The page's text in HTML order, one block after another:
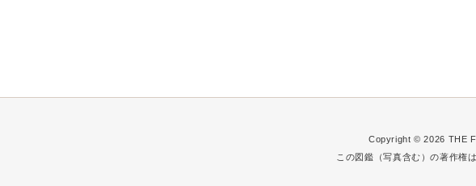
Copyright © 2026 THE
この図鑑（写真含む）の著作権